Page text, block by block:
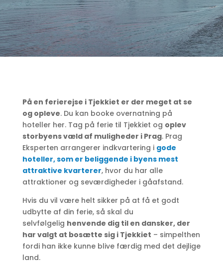
På en ferierejse i Tjekkiet er der meget at se
og opleve. Du kan booke overnatning på
hoteller her. Tag på ferie til Tjekkiet og oplev
storbyens væld af muligheder i Prag. Prag
Eksperten arrangerer indkvartering i gode
hoteller, som er beliggende i byens mest
attraktive kvarterer, hvor du har alle
attraktioner og seværdigheder i gåafstand.
Hvis du vil være helt sikker på at få et godt
udbytte af din ferie, så skal du
selvfølgelig henvende dig til en dansker, der
har valgt at bosætte sig i Tjekkiet – simpelthen
fordi han ikke kunne blive færdig med det dejlige
land.